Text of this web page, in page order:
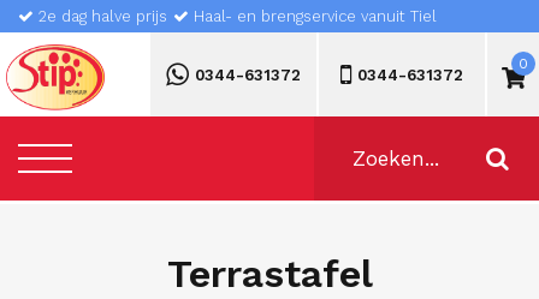
2e dag halve prijs Haal- en brengservice vanuit Tiel
0344-631372 0344-631372
0
Terrastafel